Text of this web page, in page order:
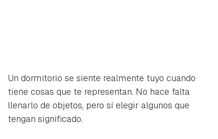
Un dormitorio se siente realmente tuyo cuando
tiene cosas que te representan. No hace falta
llenarlo de objetos, pero sí elegir algunos que
tengan significado.